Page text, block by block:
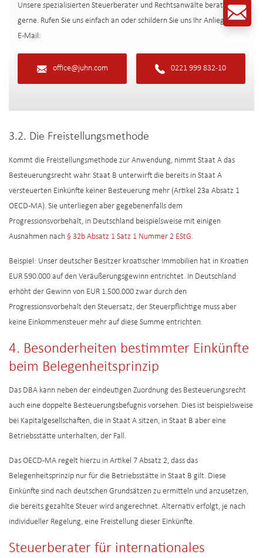
Unsere spezialisierten Steuerberater und Rechtsanwälte beraten Sie
gerne. Rufen Sie uns einfach an oder schildern Sie uns Ihr Anliegen per
E-Mail:
office@juhn.com 0221 999 832-10
3.2. Die Freistellungsmethode
Kommt die Freistellungsmethode zur Anwendung, nimmt Staat A das
Besteuerungsrecht wahr. Staat B unterwirft die bereits in Staat A
versteuerten Einkünfte keiner Besteuerung mehr (Artikel 23a Absatz 1
OECD-MA). Sie unterliegen aber gegebenenfalls dem
Progressionsvorbehalt, in Deutschland beispielsweise mit einigen
Ausnahmen nach § 32b Absatz 1 Satz 1 Nummer 2 EStG.
Beispiel: Unser deutscher Besitzer kroatischer Immobilien hat in Kroatien
EUR 590.000 auf den Veräußerungsgewinn entrichtet. In Deutschland
erhöht der Gewinn von EUR 1.500.000 zwar durch den
Progressionsvorbehalt den Steuersatz, der Steuerpflichtige muss aber
keine Einkommensteuer mehr auf diese Summe entrichten.
4. Besonderheiten bestimmter Einkünfte
beim Belegenheitsprinzip
Das DBA kann neben der eindeutigen Zuordnung des Besteuerungsrecht
auch eine doppelte Besteuerungsbefugnis vorsehen. Dies ist beispielsweise
bei Kapitalgesellschaften, die in Staat A sitzen, in Staat B aber eine
Betriebsstätte unterhalten, der Fall.
Das OECD-MA regelt hierzu in Artikel 7 Absatz 2, dass das
Belegenheitsprinzip nur für die Betriebsstätte in Staat B gilt. Diese
Einkünfte sind nach deutschen Grundsätzen zu ermitteln und anzusetzen,
die bereits gezahlte Steuer wird angerechnet. Alternativ erfolgt, je nach
individueller Regelung, eine Freistellung dieser Einkünfte.
Steuerberater für internationales